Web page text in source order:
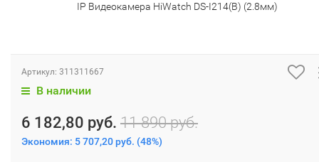
IP Видеокамера HiWatch DS-I214(B) (2.8мм)
Артикул: 311311667
В наличии
6 182,80 руб. 11 890 руб.
Экономия: 5 707,20 руб. (48%)